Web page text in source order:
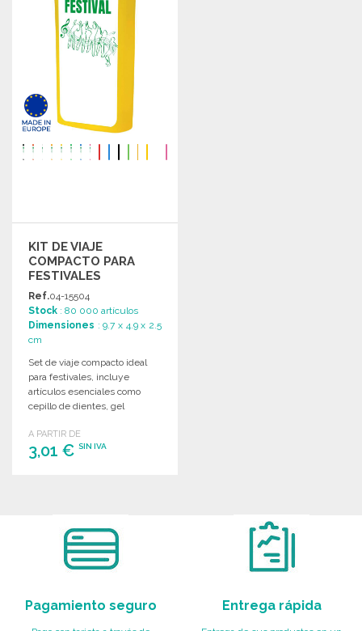
KIT DE VIAJE
COMPACTO PARA
FESTIVALES
Ref.04-15504
Stock : 80 000 artículos
Dimensiones : 9.7 x 4.9 x 2.5
cm
Set de viaje compacto ideal
para festivales, incluye
artículos esenciales como
cepillo de dientes, gel
A PARTIR DE
3,01 € SIN IVA
Pagamiento seguro Entrega rápida